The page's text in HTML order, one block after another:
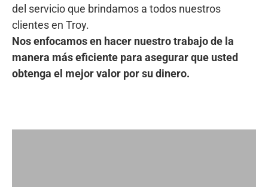
del servicio que brindamos a todos nuestros
clientes en Troy.
Nos enfocamos en hacer nuestro trabajo de la
manera más eficiente para asegurar que usted
obtenga el mejor valor por su dinero.